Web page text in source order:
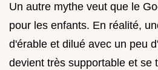
Un autre mythe veut que le
pour les enfants. En réalité,
d'érable et dilué avec un peu
devient très supportable et se